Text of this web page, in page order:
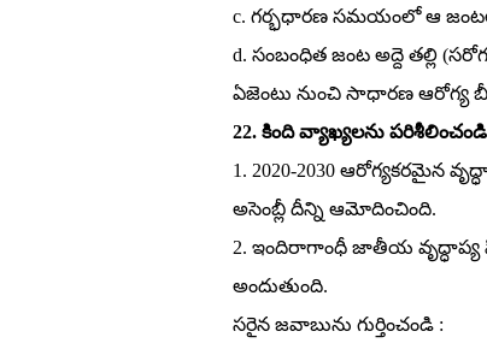
c. గర్భధారణ సమయంలో ఆ జంటలో
d. సంబంధిత జంట అద్దె తల్లి
ఏజెంటు నుంచి సాధారణ ఆరోగ్య
22. కింది వ్యాఖ్యలను
1. 2020-2030 ఆరోగ్యకరమైన
అసెంబ్లీ దీన్ని ఆమోదించింది.
2. ఇందిరాగాంధీ జాతీయ వృద్ధాప్య
అందుతుంది.
సరైన జవాబును గుర్తించండి :